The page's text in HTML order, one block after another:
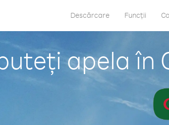
Descărcare Funcții
apela în